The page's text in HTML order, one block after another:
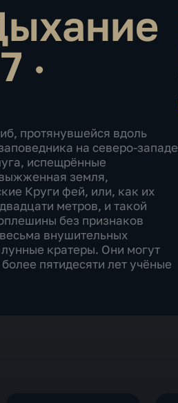
·
протянувшейся вдоль
на северо-западе
испещрённые
земля,
Круги фей, или, как их
метров, и такой
без признаков
внушительных
кратеры. Они могут
пятидесяти лет учёные